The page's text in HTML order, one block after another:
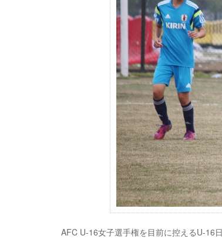
AFC U-16女子選手権を目前に控えるU-16